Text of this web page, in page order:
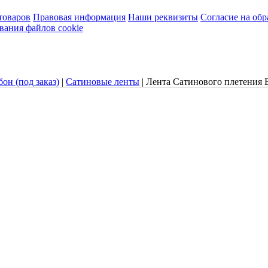
Правовая информация Наши реквизиты Согласие на
файлов cookie
(под заказ) | Сатиновые ленты | Лента Сатинового